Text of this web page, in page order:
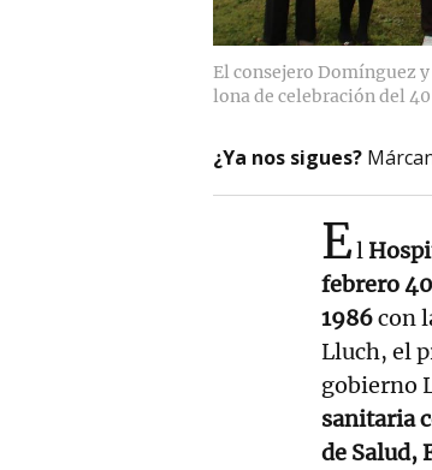
El consejero Domínguez
lona de celebración del
¿Ya nos sigues?
El
febrero
1986con
Lluch, el
gobierno
sanitaria
de Salud,